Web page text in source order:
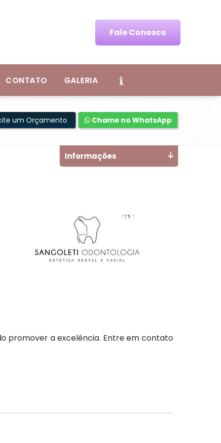
Fale Conosco
CONTATO GALERIA
um Orçamento Chame no WhatsApp
promover a excelência. Entre em contato
Informações